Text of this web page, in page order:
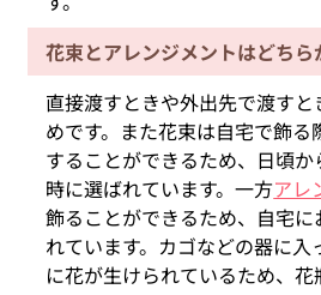
花束とアレンジメントはどち
直接渡すときや外出先で渡すと
めです。また花束は自宅で飾
することができるため、日頃
時に選ばれています。一方アレ
飾ることができるため、自宅
れています。カゴなどの器に入
に花が生けられているため、